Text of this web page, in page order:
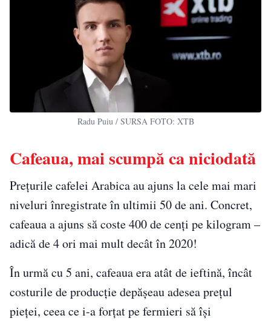
Radu Puiu / SURSA FOTO: XTB
Cafeaua, mai scumpă ca niciodată
Prețurile cafelei Arabica au ajuns la cele mai mari
niveluri înregistrate în ultimii 50 de ani. Concret,
cafeaua a ajuns să coste 400 de cenți pe kilogram –
adică de 4 ori mai mult decât în 2020!
În urmă cu 5 ani, cafeaua era atât de ieftină, încât
costurile de producție depășeau adesea prețul
pieței, ceea ce i-a forțat pe fermieri să își